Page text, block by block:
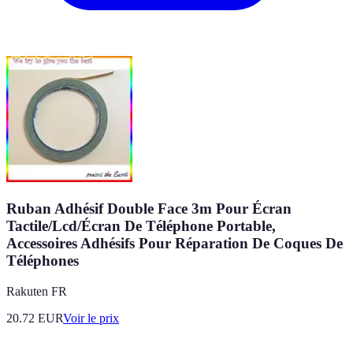
Ruban Adhésif Double Face 3m Pour Écran
Tactile/Lcd/Écran De Téléphone Portable,
Accessoires Adhésifs Pour Réparation De Coques De
Téléphones
Rakuten FR
20.72 EURVoir le prix